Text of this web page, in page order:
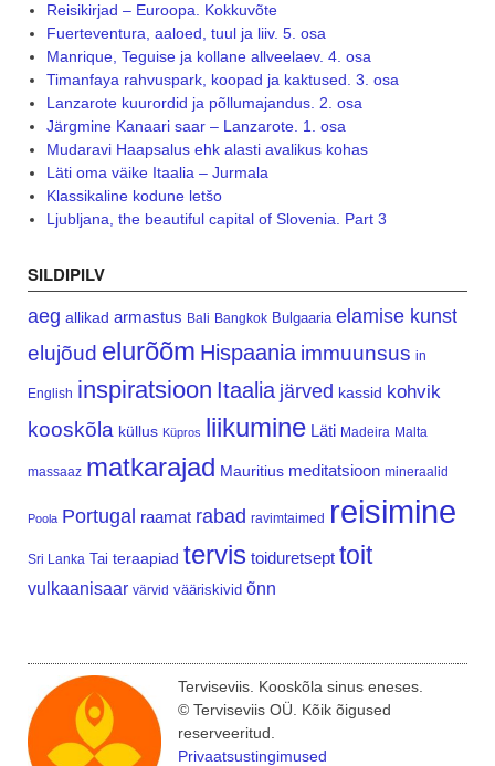
Reisikirjad – Euroopa. Kokkuvõte
Fuerteventura, aaloed, tuul ja liiv. 5. osa
Manrique, Teguise ja kollane allveelaev. 4. osa
Timanfaya rahvuspark, koopad ja kaktused. 3. osa
Lanzarote kuurordid ja põllumajandus. 2. osa
Järgmine Kanaari saar – Lanzarote. 1. osa
Mudaravi Haapsalus ehk alasti avalikus kohas
Läti oma väike Itaalia – Jurmala
Klassikaline kodune letšo
Ljubljana, the beautiful capital of Slovenia. Part 3
SILDIPILV
aeg allikad armastus Bali Bangkok Bulgaaria elamise kunst
elujõud elurõõm Hispaania immuunsus in
English inspiratsioon Itaalia järved kassid kohvik
kooskõla küllus Küpros liikumine Läti Madeira Malta
massaaz matkarajad Mauritius meditatsioon mineraalid
Poola Portugal raamat rabad ravimtaimed reisimine
Sri Lanka Tai teraapiad tervis toiduretsept toit
vulkaanisaar värvid vääriskivid õnn
Terviseviis. Kooskõla sinus eneses.
© Terviseviis OÜ. Kõik õigused
reserveeritud.
Privaatsustingimused